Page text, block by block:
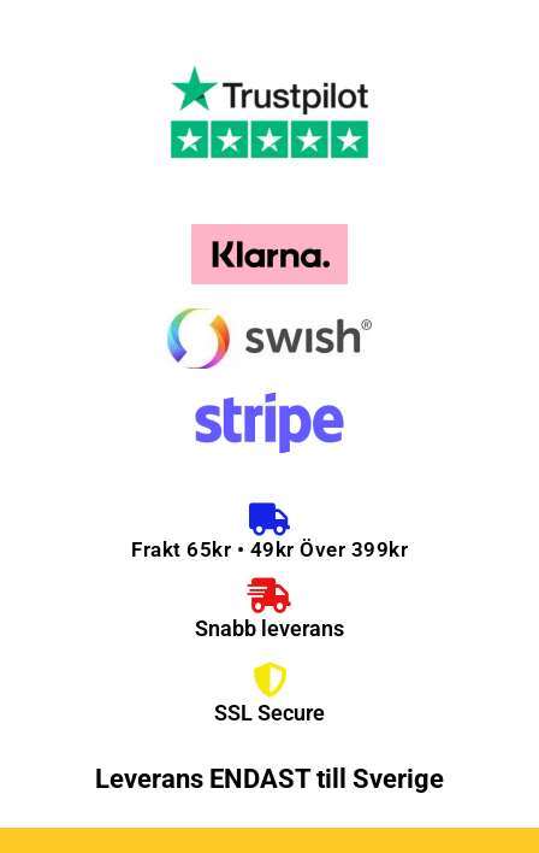
Frakt 65kr • 49kr Över 399kr
Snabb leverans
SSL Secure
Leverans ENDAST till Sverige